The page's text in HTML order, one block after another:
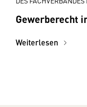
Gewerberecht
Weiterlesen